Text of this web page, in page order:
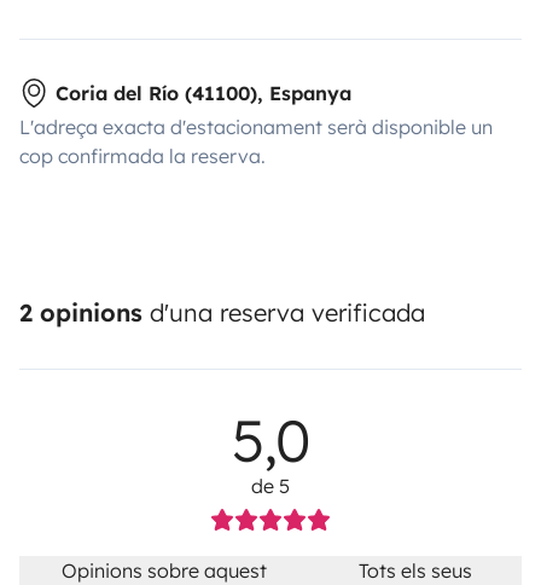
Coria del Río (41100), Espanya
L'adreça exacta d'estacionament serà disponible un
cop confirmada la reserva.
2 opinions d'una reserva verificada
5,0
de 5
Opinions sobre aquest
Tots els seus